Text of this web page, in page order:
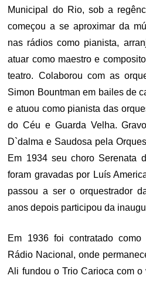
Municipal do Rio, sob a
começou a se aproximar da
nas rádios como pianista,
atuar como maestro e
teatro. Colaborou com as
Simon Bountman em bailes de
e atuou como pianista das
do Céu e Guarda Velha.
D`dalma e Saudosa pela
Em 1934 seu choro Serenata
foram gravadas por Luís
passou a ser o orquestrador
anos depois participou da
Em 1936 foi contratado
Rádio Nacional, onde
Ali fundou o Trio Carioca com